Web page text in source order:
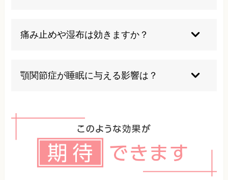
ースで効果があるわけではありません。個人差が
痛み止めや湿布は効きますか？
的な改善にはつながりません。
顎関節症が睡眠に与える影響は？
下し、日中の倦怠感や集中力低下を招くことがあ